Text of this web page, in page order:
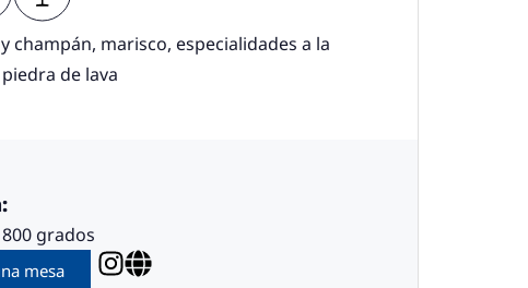
champán, marisco, especialidades a la
de lava
grados
mesa